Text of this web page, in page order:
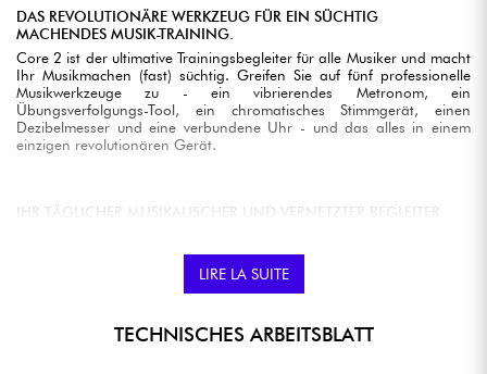
DAS REVOLUTIONÄRE WERKZEUG FÜR EIN SÜCHTIG
MACHENDES MUSIK-TRAINING.
Core 2 ist der ultimative Trainingsbegleiter für alle Musiker und macht
Ihr Musikmachen (fast) süchtig. Greifen Sie auf fünf professionelle
Musikwerkzeuge zu - ein vibrierendes Metronom, ein
Übungsverfolgungs-Tool, ein chromatisches Stimmgerät, einen
Dezibelmesser und eine verbundene Uhr - und das alles in einem
einzigen revolutionären Gerät.
IHR TÄGLICHER MUSIKALISCHER UND VERNETZTER BEGLEITER.
Sie es als tägliche Uhr und bleiben Sie immer mit Ihrem Smartphone
verbunden. Die Entscheidung liegt bei Ihnen! Core 2 zeigt
Benachrichtigungen und Anrufe an, und während Sie Musik hören,
wechseln oder die Lautstärke zu regeln. Außerdem verfügt er über
eine Wecker-App, einen Timer und eine Stoppuhr.
LIRE LA SUITE
TECHNISCHES ARBEITSBLATT